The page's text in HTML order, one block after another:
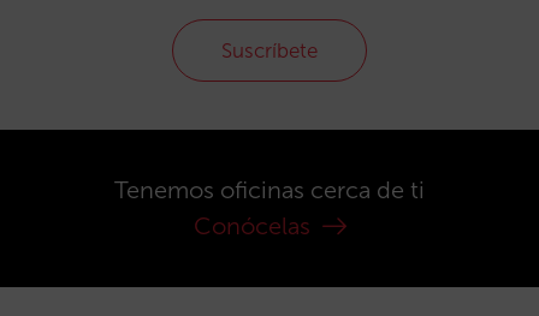
Suscríbete
Tenemos oficinas cerca de ti
Conócelas